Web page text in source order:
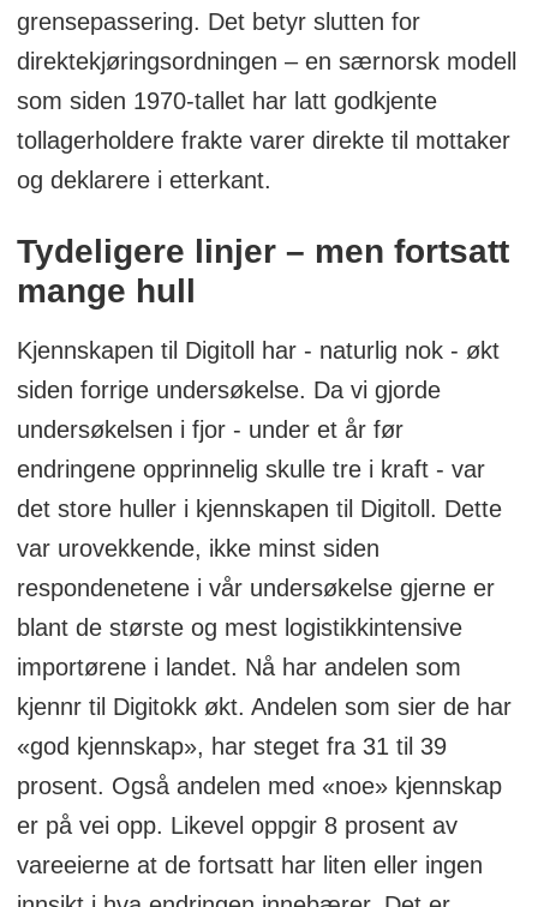
grensepassering. Det betyr slutten for
direktekjøringsordningen – en særnorsk modell
som siden 1970-tallet har latt godkjente
tollagerholdere frakte varer direkte til mottaker
og deklarere i etterkant.
Tydeligere linjer – men fortsatt
mange hull
Kjennskapen til Digitoll har - naturlig nok - økt
siden forrige undersøkelse. Da vi gjorde
undersøkelsen i fjor - under et år før
endringene opprinnelig skulle tre i kraft - var
det store huller i kjennskapen til Digitoll. Dette
var urovekkende, ikke minst siden
respondenetene i vår undersøkelse gjerne er
blant de største og mest logistikkintensive
importørene i landet. Nå har andelen som
kjennr til Digitokk økt. Andelen som sier de har
«god kjennskap», har steget fra 31 til 39
prosent. Også andelen med «noe» kjennskap
er på vei opp. Likevel oppgir 8 prosent av
vareeierne at de fortsatt har liten eller ingen